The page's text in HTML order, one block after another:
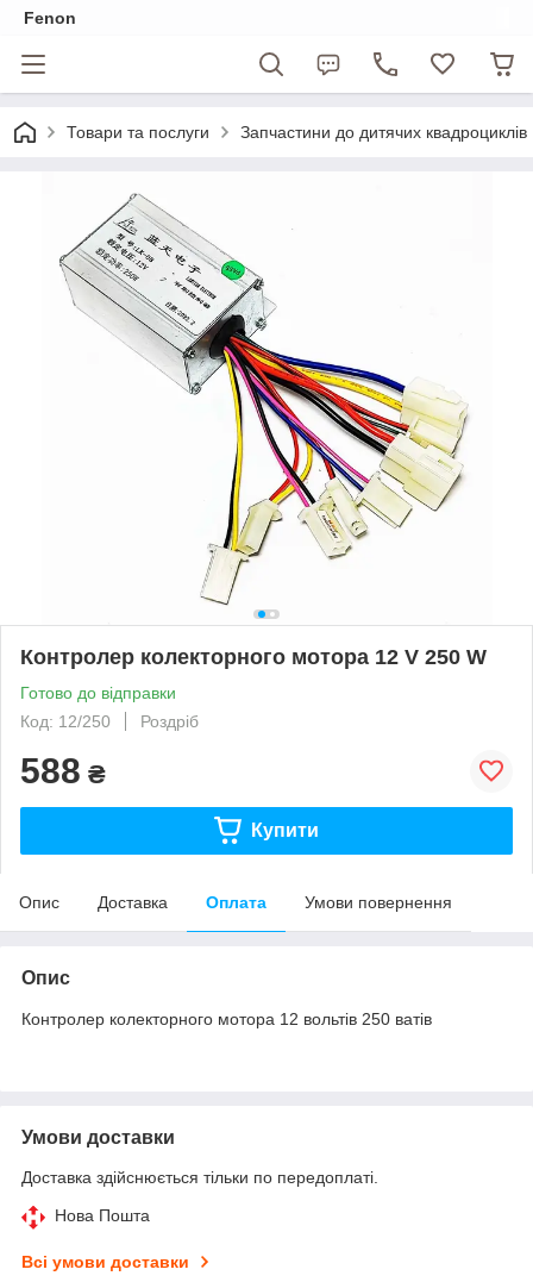
Fenon
Товари та послуги Запчастини до дитячих квадроциклів
Контролер колекторного мотора 12 V 250 W
Готово до відправки
Код: 12/250
Роздріб
588 ₴
Купити
Опис Доставка Оплата Умови повернення
Опис
Контролер колекторного мотора 12 вольтів 250 ватів
Умови доставки
Доставка здійснюється тільки по передоплаті.
Нова Пошта
Всі умови доставки